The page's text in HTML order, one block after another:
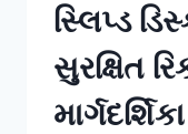
સ્લિપ્ડ
સુરક્ષિત
માર્ગદર્શિકા